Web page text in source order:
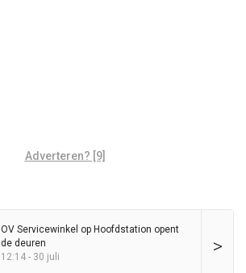
Adverteren? [9]
>
OV Servicewinkel op Hoofdstation opent
de deuren
12:14 - 30 juli